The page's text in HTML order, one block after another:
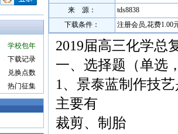
学校包年
下载记录
兑换点数
热门征集
来 源：
tds8838
下载条件：
注册会员,花费1.00
2019届高三化学总
一、选择题（单选
1、景泰蓝制作技
主要有
裁剪、制胎